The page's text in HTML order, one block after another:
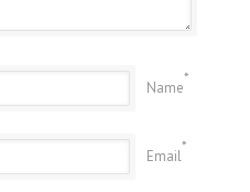
Name
*
Email
*